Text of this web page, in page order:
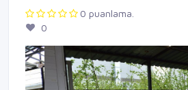
0 puanlama.
0